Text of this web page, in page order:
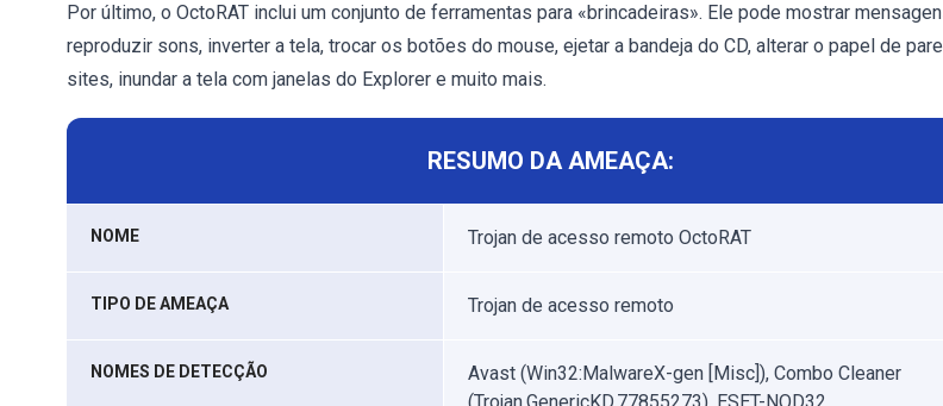
Por último, o OctoRAT inclui um conjunto de ferramentas para «brincadeiras». Ele pode mostrar
reproduzir sons, inverter a tela, trocar os botões do mouse, ejetar a bandeja do CD, alterar o papel de
sites, inundar a tela com janelas do Explorer e muito mais.
RESUMO DA AMEAÇA:
NOME Trojan de acesso remoto OctoRAT
TIPO DE AMEAÇA Trojan de acesso remoto
NOMES DE DETECÇÃO
Avast (Win32:MalwareX-gen [Misc]), Combo Cleaner